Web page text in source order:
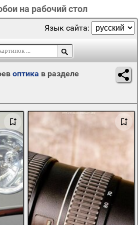
на рабочий стол
Язык сайта:
оптика в разделе